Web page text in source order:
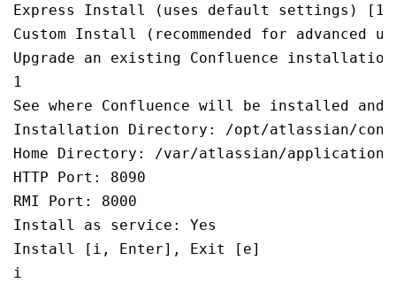
Express Install (uses default settings)
Custom Install (recommended for advanced
Upgrade an existing Confluence
1
See where Confluence will be installed
Installation Directory: /opt/atlassian/
Home Directory: /var/atlassian/application-
HTTP Port: 8090
RMI Port: 8000
Install as service: Yes
Install [i, Enter], Exit [e]
i